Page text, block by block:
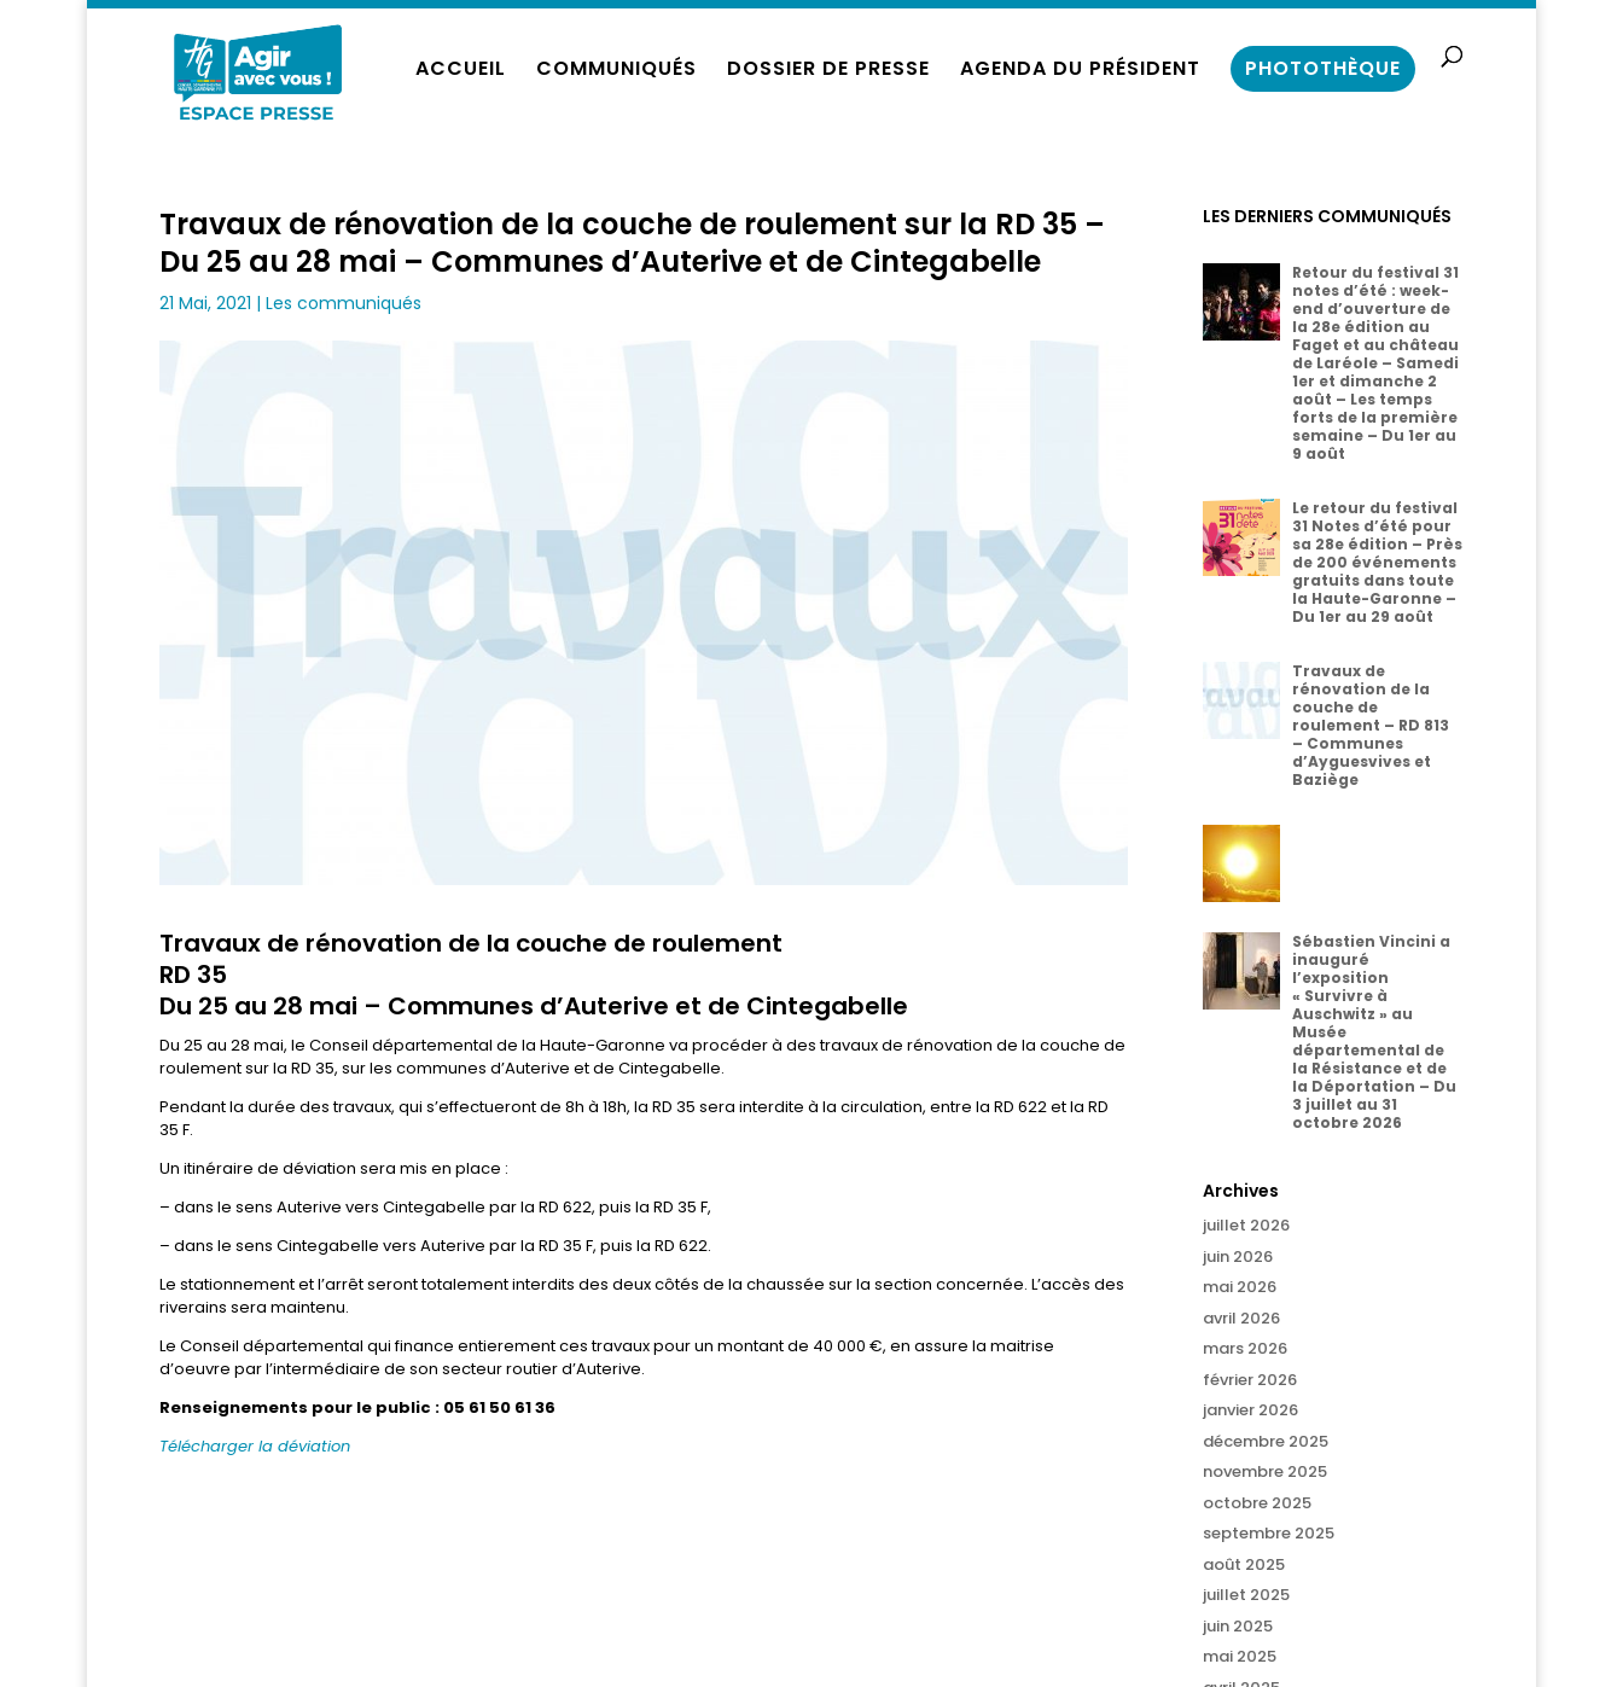
ACCUEIL COMMUNIQUÉS DOSSIER DE PRESSE AGENDA DU PRÉSIDENT PHOTOTHÈQUE
Travaux de rénovation de la couche de roulement sur la RD 35 –
Du 25 au 28 mai – Communes d’Auterive et de Cintegabelle
21 Mai, 2021 | Les communiqués
Travaux de rénovation de la couche de roulement
RD 35
Du 25 au 28 mai – Communes d’Auterive et de Cintegabelle
Du 25 au 28 mai, le Conseil départemental de la Haute-Garonne va procéder à des travaux de rénovation de la couche de
roulement sur la RD 35, sur les communes d’Auterive et de Cintegabelle.
Pendant la durée des travaux, qui s’effectueront de 8h à 18h, la RD 35 sera interdite à la circulation, entre la RD 622 et la RD
35 F.
Un itinéraire de déviation sera mis en place :
– dans le sens Auterive vers Cintegabelle par la RD 622, puis la RD 35 F,
– dans le sens Cintegabelle vers Auterive par la RD 35 F, puis la RD 622.
Le stationnement et l’arrêt seront totalement interdits des deux côtés de la chaussée sur la section concernée. L’accès des
riverains sera maintenu.
Le Conseil départemental qui finance entierement ces travaux pour un montant de 40 000 €, en assure Ia maitrise
d’oeuvre par l’intermédiaire de son secteur routier d’Auterive.
Renseignements pour le public : 05 61 50 61 36
Télécharger la déviation
LES DERNIERS COMMUNIQUÉS
Retour du festival 31
notes d’été : week-
end d’ouverture de
la 28e édition au
Faget et au château
de Laréole – Samedi
1er et dimanche 2
août – Les temps
forts de la première
semaine – Du 1er au
9 août
Le retour du festival
31 Notes d’été pour
sa 28e édition – Près
de 200 événements
gratuits dans toute
la Haute-Garonne –
Du 1er au 29 août
Travaux de
rénovation de la
couche de
roulement – RD 813
– Communes
d’Ayguesvives et
Baziège
Sébastien Vincini a
inauguré
l’exposition
« Survivre à
Auschwitz » au
Musée
départemental de
la Résistance et de
la Déportation – Du
3 juillet au 31
octobre 2026
Archives
juillet 2026
juin 2026
mai 2026
avril 2026
mars 2026
février 2026
janvier 2026
décembre 2025
novembre 2025
octobre 2025
septembre 2025
août 2025
juillet 2025
juin 2025
mai 2025